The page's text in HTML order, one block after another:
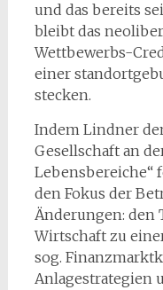
und das bereits
bleibt das
Wettbewerbs-
einer
stecken.
Indem Lindner
Gesellschaft an
Lebensbereiche“
den Fokus der
Änderungen: den
Wirtschaft zu
sog.
Anlagestrategien